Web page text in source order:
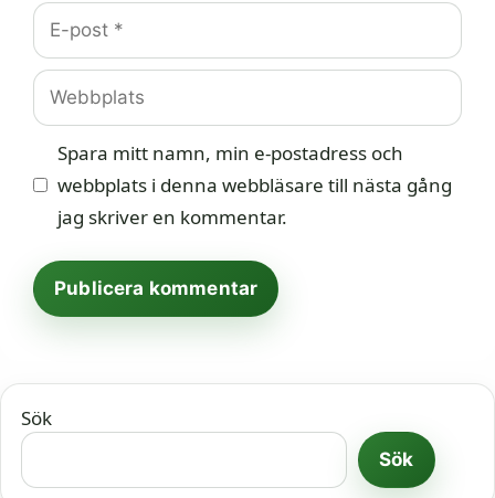
E-
post
Webbplats
Spara mitt namn, min e-postadress och
webbplats i denna webbläsare till nästa gång
jag skriver en kommentar.
Sök
Sök